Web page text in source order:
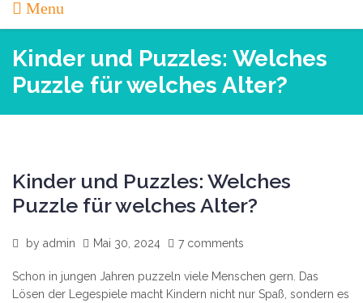
Menu
Kinder und Puzzles: Welches
Puzzle für welches Alter?
Kinder und Puzzles: Welches
Puzzle für welches Alter?
by admin Mai 30, 2024 7 comments
Schon in jungen Jahren puzzeln viele Menschen gern. Das
Lösen der Legespiele macht Kindern nicht nur Spaß, sondern es